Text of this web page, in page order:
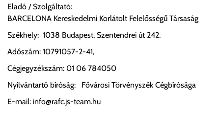
Eladó / Szolgáltató:
BARCELONA Kereskedelmi Korlátolt Felelősségű Társaság
Székhely: 1038 Budapest, Szentendrei út 242.
Adószám: 10791057-2-41,
Cégjegyzékszám: 01 06 784050
Nyilvántartó bíróság: Fővárosi Törvényszék Cégbírósága
E-mail: info@rafc.js-team.hu